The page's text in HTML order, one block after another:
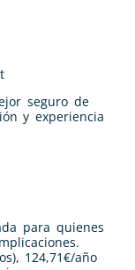
seguro de
y experiencia
para quienes
124,71€/año